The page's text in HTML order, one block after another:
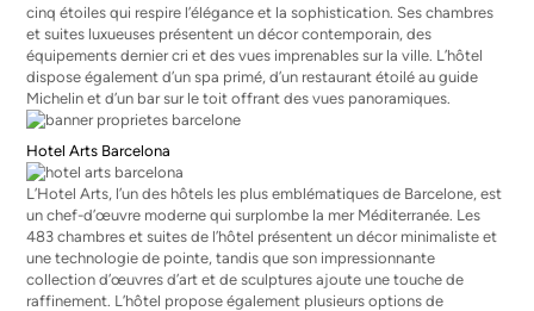
cinq étoiles qui respire l’élégance et la sophistication. Ses chambres
et suites luxueuses présentent un décor contemporain, des
équipements dernier cri et des vues imprenables sur la ville. L’hôtel
dispose également d’un spa primé, d’un restaurant étoilé au guide
Michelin et d’un bar sur le toit offrant des vues panoramiques.
Hotel Arts Barcelona
L’Hotel Arts, l’un des hôtels les plus emblématiques de Barcelone, est
un chef-d’œuvre moderne qui surplombe la mer Méditerranée. Les
483 chambres et suites de l’hôtel présentent un décor minimaliste et
une technologie de pointe, tandis que son impressionnante
collection d’œuvres d’art et de sculptures ajoute une touche de
raffinement. L’hôtel propose également plusieurs options de